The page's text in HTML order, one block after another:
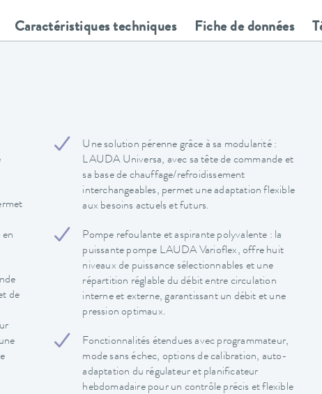
Caractéristiques techniques Fiche de données
de
Une solution pérenne grâce à sa modularité :
LAUDA Universa, avec sa tête de commande et
sa base de chauffage/refroidissement
interchangeables, permet une adaptation flexible
aux besoins actuels et futurs.
Pompe refoulante et aspirante polyvalente : la
puissante pompe LAUDA Varioflex, offre huit
niveaux de puissance sélectionnables et une
répartition réglable du débit entre circulation
interne et externe, garantissant un débit et une
pression optimaux.
Fonctionnalités étendues avec programmateur,
mode sans échec, options de calibration, auto-
adaptation du régulateur et planificateur
hebdomadaire pour un contrôle précis et flexible